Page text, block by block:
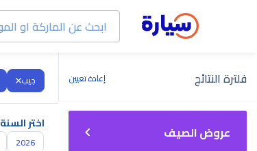
فلترة النتائج إعادة تعيين
عروض الصيف
جيب
اختر السنة
2026